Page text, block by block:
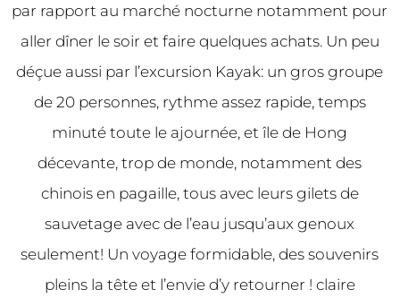
par rapport au marché nocturne notamment pour
aller dîner le soir et faire quelques achats. Un peu
déçue aussi par l’excursion Kayak: un gros groupe
de 20 personnes, rythme assez rapide, temps
minuté toute le ajournée, et île de Hong
décevante, trop de monde, notamment des
chinois en pagaille, tous avec leurs gilets de
sauvetage avec de l’eau jusqu’aux genoux
seulement! Un voyage formidable, des souvenirs
pleins la tête et l’envie d’y retourner ! claire